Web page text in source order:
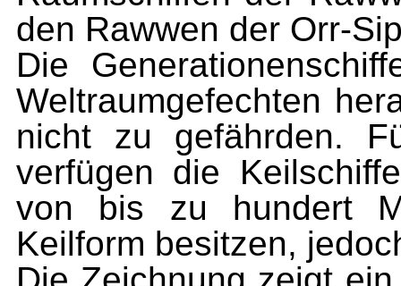
den Rawwen der Orr-
Die
Weltraumgefechten
nicht zu gefährden.
verfügen die
von bis zu hundert
Keilform besitzen,